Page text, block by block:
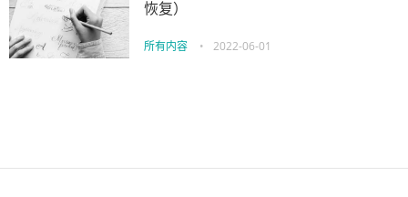
恢复）
所有内容 • 2022-06-01